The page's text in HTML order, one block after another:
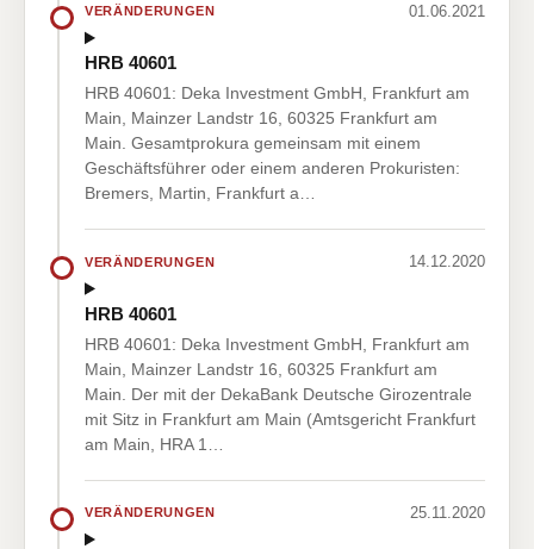
VERÄNDERUNGEN 01.06.2021
HRB 40601
HRB 40601: Deka Investment GmbH, Frankfurt am
Main, Mainzer Landstr 16, 60325 Frankfurt am
Main. Gesamtprokura gemeinsam mit einem
Geschäftsführer oder einem anderen Prokuristen:
Bremers, Martin, Frankfurt a…
VERÄNDERUNGEN 14.12.2020
HRB 40601
HRB 40601: Deka Investment GmbH, Frankfurt am
Main, Mainzer Landstr 16, 60325 Frankfurt am
Main. Der mit der DekaBank Deutsche Girozentrale
mit Sitz in Frankfurt am Main (Amtsgericht Frankfurt
am Main, HRA 1…
VERÄNDERUNGEN 25.11.2020